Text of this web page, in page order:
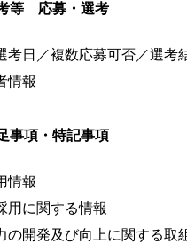
考等 応募・選考
考日／複数応募可否／選
情報
事項・特記事項
情報
用に関する情報
の開発及び向上に関する取